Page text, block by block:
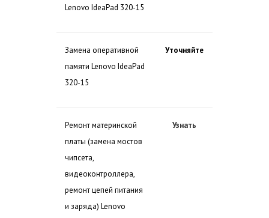
Lenovo IdeaPad 320-15
Замена оперативной
памяти Lenovo IdeaPad
320-15
Уточняйте
Ремонт материнской
платы (замена мостов
чипсета,
видеоконтроллера,
ремонт цепей питания
и заряда) Lenovo
Узнать